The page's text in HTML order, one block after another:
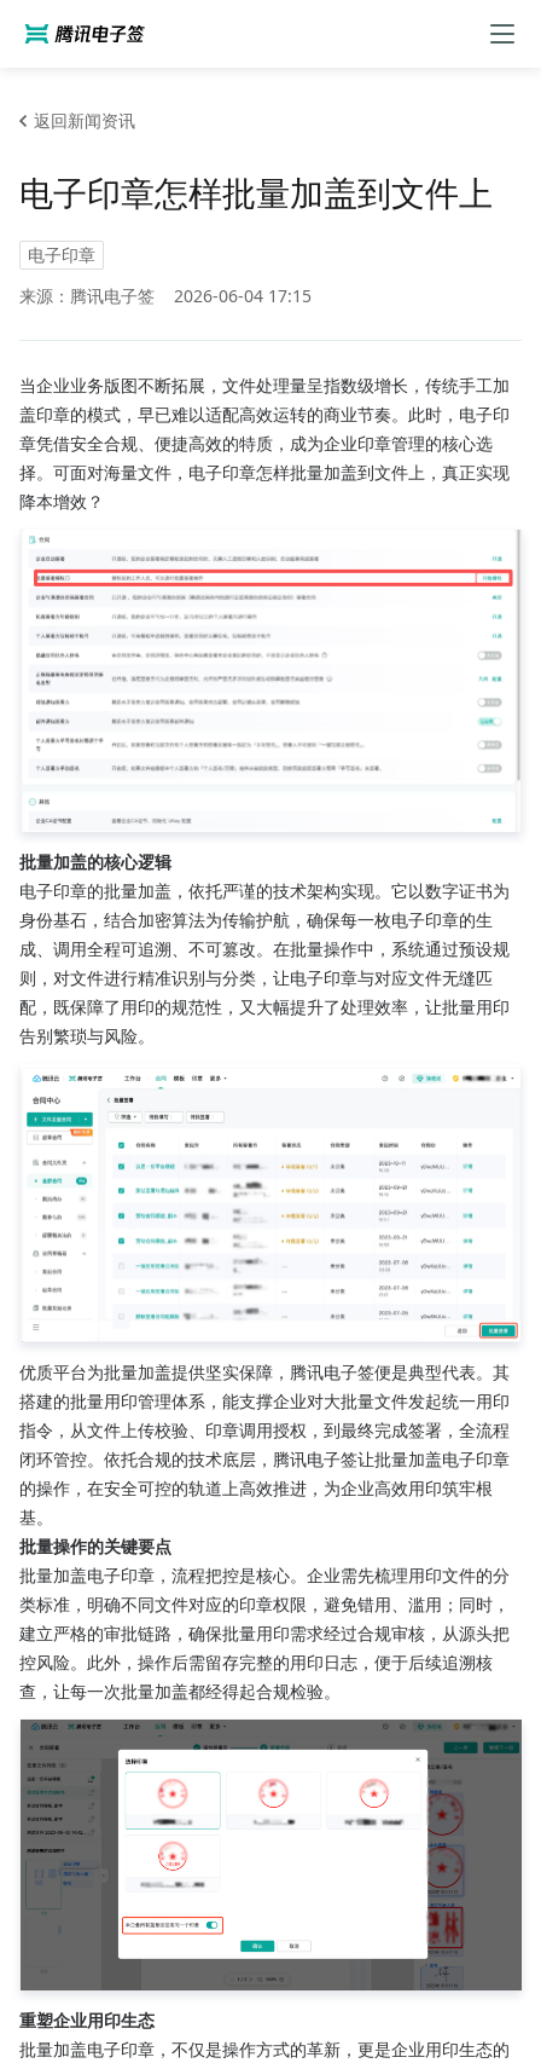
返回新闻资讯
电子印章怎样批量加盖到文件上
电子印章
来源：腾讯电子签
2026-06-04 17:15
当企业业务版图不断拓展，文件处理量呈指数级增长，传统手工加
盖印章的模式，早已难以适配高效运转的商业节奏。此时，电子印
章凭借安全合规、便捷高效的特质，成为企业印章管理的核心选
择。可面对海量文件，电子印章怎样批量加盖到文件上，真正实现
降本增效？
批量加盖的核心逻辑
电子印章的批量加盖，依托严谨的技术架构实现。它以数字证书为
身份基石，结合加密算法为传输护航，确保每一枚电子印章的生
成、调用全程可追溯、不可篡改。在批量操作中，系统通过预设规
则，对文件进行精准识别与分类，让电子印章与对应文件无缝匹
配，既保障了用印的规范性，又大幅提升了处理效率，让批量用印
告别繁琐与风险。
优质平台为批量加盖提供坚实保障，腾讯电子签便是典型代表。其
搭建的批量用印管理体系，能支撑企业对大批量文件发起统一用印
指令，从文件上传校验、印章调用授权，到最终完成签署，全流程
闭环管控。依托合规的技术底层，腾讯电子签让批量加盖电子印章
的操作，在安全可控的轨道上高效推进，为企业高效用印筑牢根
基。
批量操作的关键要点
批量加盖电子印章，流程把控是核心。企业需先梳理用印文件的分
类标准，明确不同文件对应的印章权限，避免错用、滥用；同时，
建立严格的审批链路，确保批量用印需求经过合规审核，从源头把
控风险。此外，操作后需留存完整的用印日志，便于后续追溯核
查，让每一次批量加盖都经得起合规检验。
重塑企业用印生态
批量加盖电子印章，不仅是操作方式的革新，更是企业用印生态的